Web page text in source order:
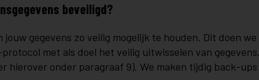
beveiligd?
jouw gegevens zo veilig mogelijk te houden. Dit doen
met als doel het veilig uitwisselen van
hierover onder paragraaf 9). We maken tijdig back-